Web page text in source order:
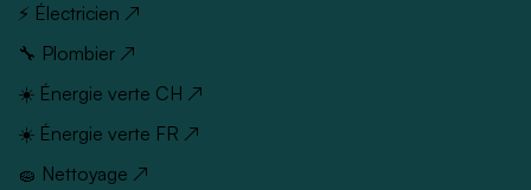
⚡ Électricien ↗
🔧 Plombier ↗
☀️ Énergie verte CH ↗
☀️ Énergie verte FR ↗
🧽 Nettoyage ↗